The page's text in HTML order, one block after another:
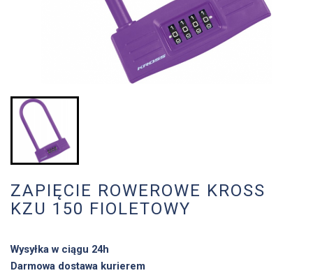
ZAPIĘCIE ROWEROWE KROSS
KZU 150 FIOLETOWY
Wysyłka w ciągu 24h
Darmowa dostawa kurierem